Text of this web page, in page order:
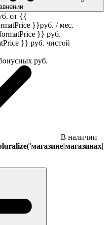
от {{
}}руб. / мес.
}} руб.
}} руб. чистой
руб.
В наличии